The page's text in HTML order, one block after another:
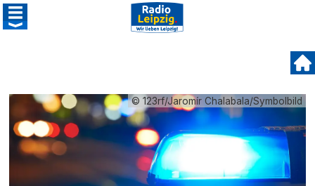
© 123rf/Jaromír Chalabala/Symbolbild